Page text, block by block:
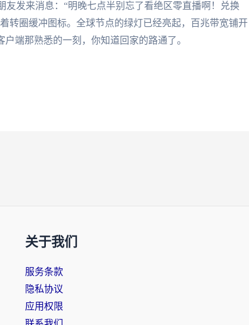
友发来消息：“明晚七点半别忘了看绝区零直播啊！兑换
转圈缓冲图标。全球节点的绿灯已经亮起，百兆带宽铺开
端那熟悉的一刻，你知道回家的路通了。
关于我们
服务条款
隐私协议
应用权限